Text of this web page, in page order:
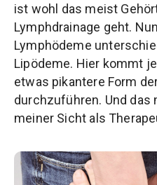
ist wohl das meist
Lymphdrainage geht.
Lymphödeme
Lipödeme. Hier kommt
etwas pikantere Form
durchzuführen. Und das
meiner Sicht als